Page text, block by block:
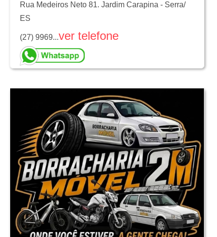
Rua Medeiros Neto 81. Jardim Carapina - Serra/
ES
(27) 9969...ver telefone